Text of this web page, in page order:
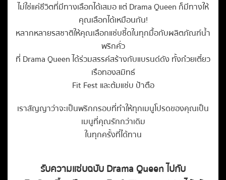
ไม่ใช่แค่ชีวิตที่มีทางเลือกได้เสมอ แต่ Drama Queen ก็มีทางให้
คุณเลือกได้เหมือนกัน!
หลากหลายรสชาติให้คุณเลือกแซ่บซี้ดในทุกมื้อกับผลิตภัณฑ์น้ำ
พริกคั่ว
ที่ Drama Queen ได้ร่วมสรรค์สร้างกับแบรนด์ดัง ทั้งก๋วยเตี๋ยว
เรือทองสมิทธ์
Fit Fest และต้มแซ่บ ป้าตือ
เราสัญญาว่าจะเป็นพริกกรอบที่ทำให้ทุกเมนูโปรดของคุณเป็น
เมนูที่คุณรักกว่าเดิม
ในทุกครั้งที่ได้ทาน
รับความแซ่บฉบับ Drama Queen ไปกับ